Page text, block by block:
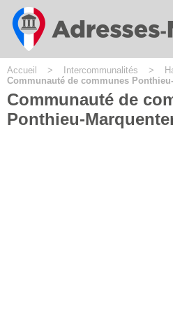
Accueil > Intercommunalités >
Communauté de communes
Communauté de
Ponthieu-
Cookies management panel